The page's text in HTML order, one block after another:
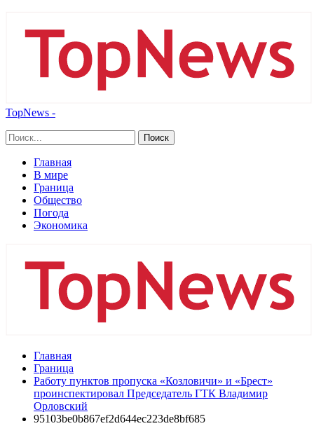
TopNews -
Главная
В мире
Граница
Общество
Погода
Экономика
Главная
Граница
Работу пунктов пропуска «Козловичи» и «Брест»
проинспектировал Председатель ГТК Владимир
Орловский
95103be0b867ef2d644ec223de8bf685